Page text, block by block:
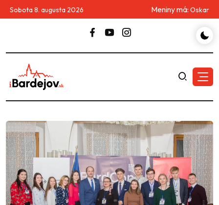
Sobota 8. augusta 2026 Meniny má: Oskar